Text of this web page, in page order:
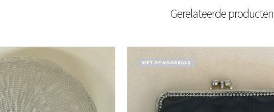
Gerelateerde producten
NIET OP VOORRAAD